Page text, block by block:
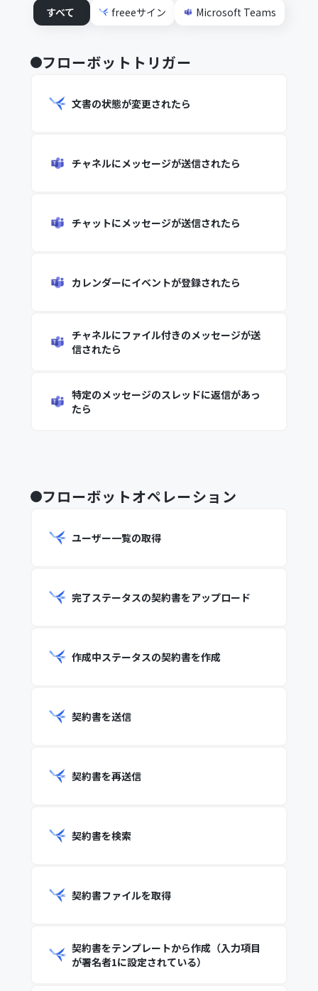
すべて freeeサイン Microsoft Teams
フローボットトリガー
文書の状態が変更されたら
チャネルにメッセージが送信されたら
チャットにメッセージが送信されたら
カレンダーにイベントが登録されたら
チャネルにファイル付きのメッセージが送
信されたら
特定のメッセージのスレッドに返信があっ
たら
フローボットオペレーション
ユーザー一覧の取得
完了ステータスの契約書をアップロード
作成中ステータスの契約書を作成
契約書を送信
契約書を再送信
契約書を検索
契約書ファイルを取得
契約書をテンプレートから作成（入力項目
が署名者1に設定されている）